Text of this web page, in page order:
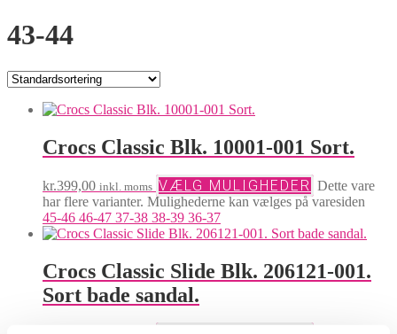
43-44
Crocs Classic Blk. 10001-001 Sort.
kr.399,00 inkl. moms VÆLG MULIGHEDER Dette vare
har flere varianter. Mulighederne kan vælges på varesiden
45-46 46-47 37-38 38-39 36-37
Crocs Classic Slide Blk. 206121-001.
Sort bade sandal.